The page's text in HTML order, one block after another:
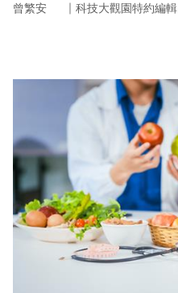
曾繁安 ｜ 科技大觀園特約編輯